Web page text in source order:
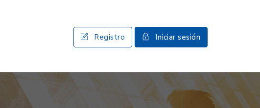
Registro Iniciar sesión